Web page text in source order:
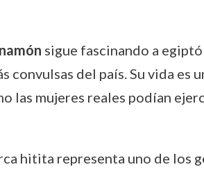
sigue fascinando a
convulsas del país. Su vida es
las mujeres reales podían
hitita representa uno de los